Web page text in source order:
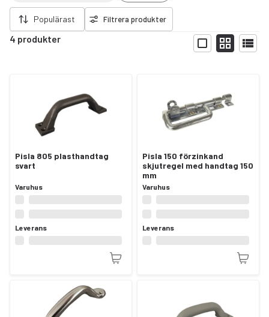
Populärast Filtrera produkter
4 produkter
Visa
filter
Pisla 805 plasthandtag
svart
Varuhus
Leverans
Pisla 150 förzinkand
skjutregel med handtag 150
mm
Varuhus
Leverans